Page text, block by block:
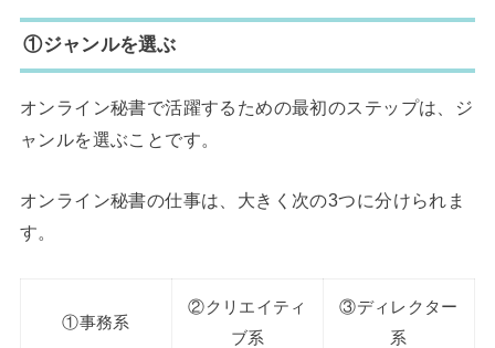
①ジャンルを選ぶ
オンライン秘書で活躍するための最初のステップは、ジ
ャンルを選ぶことです。
オンライン秘書の仕事は、大きく次の3つに分けられま
す。
①事務系
②クリエイティ
ブ系
③ディレクター
系